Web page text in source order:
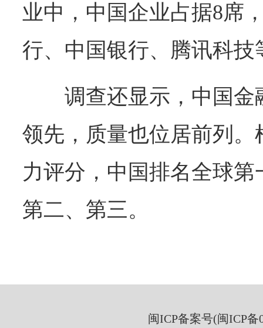
业中，中国企业占据8席
行、中国银行、腾讯科技
调查还显示，中国
领先，质量也位居前列
力评分，中国排名全球
第二、第三。
闽ICP备案号(闽ICP备